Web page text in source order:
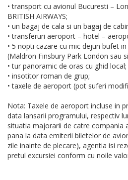
• transport cu avionul Bucuresti –
BRITISH AIRWAYS;
• un bagaj de cala si un bagaj de
• transferuri aeroport – hotel –
• 5 nopti cazare cu mic dejun bufet
(Maldron Finsbury Park London sau
• tur panoramic de oras cu ghid local;
• insotitor roman de grup;
• taxele de aeroport (pot suferi
Nota: Taxele de aeroport incluse in
data lansarii programului, respectiv
situatia majorarii de catre compania
pana la data emiterii biletelor de
zile inainte de plecare), agentia isi
pretul excursiei conform cu noile